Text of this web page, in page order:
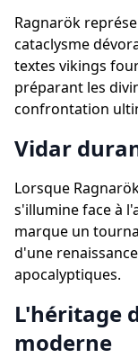
Ragnarök
cataclysme
textes vikings
préparant les
confrontation
Vidar
Lorsque
s'illumine face à
marque un
d'une
apocalyptiques.
L'héritage
moderne